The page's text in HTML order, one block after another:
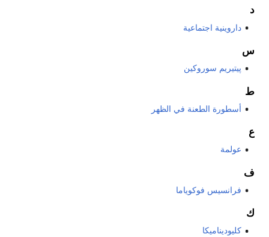
د
داروينية اجتماعية
س
پيتيريم سوروكين
ط
أسطورة الطعنة في الظهر
ع
عولمة
ف
فرانسيس فوكوياما
ك
كليوديناميكا